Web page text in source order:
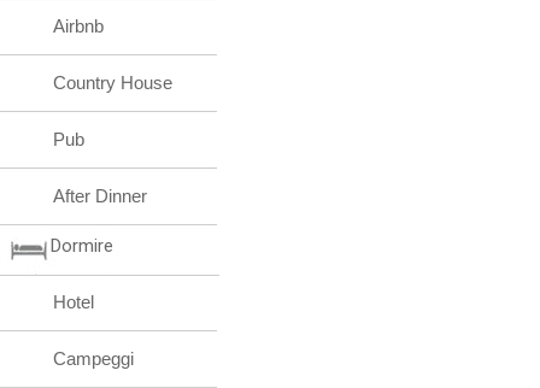
Airbnb
Country House
Pub
After Dinner
Dormire
Hotel
Campeggi